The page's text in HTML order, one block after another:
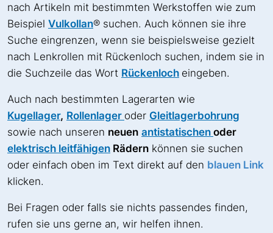
nach Artikeln mit bestimmten Werkstoffen wie zum
Beispiel Vulkollan® suchen. Auch können sie ihre
Suche eingrenzen, wenn sie beispielsweise gezielt
nach Lenkrollen mit Rückenloch suchen, indem sie in
die Suchzeile das Wort Rückenloch eingeben.
Auch nach bestimmten Lagerarten wie
Kugellager, Rollenlager oder Gleitlagerbohrung
sowie nach unseren neuen antistatischen oder
elektrisch leitfähigen Rädern können sie suchen
oder einfach oben im Text direkt auf den blauen Link
klicken.
Bei Fragen oder falls sie nichts passendes finden,
rufen sie uns gerne an, wir helfen ihnen.